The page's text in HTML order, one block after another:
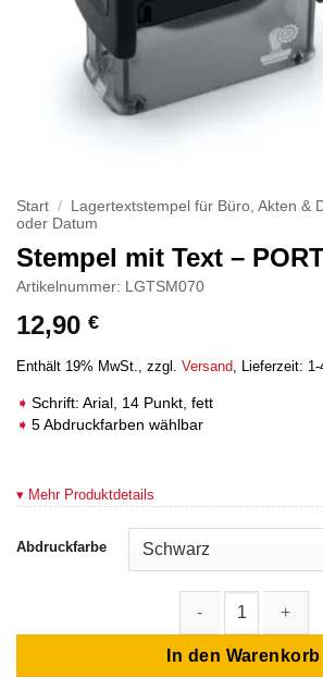
Start /
Lagertextstempel für Büro, Akten &
oder Datum
Stempel mit Text –
Artikelnummer: LGTSM070
12,90 €
Enthält 19% MwSt. zzgl. Versand Lieferzeit:
Schrift: Arial, 14 Punkt, fett
5 Abdruckfarben wählbar
▾ Mehr Produktdetails
Abdruckfarbe
Stempel mit Text – PORTOFREI Menge
In den Warenkorb